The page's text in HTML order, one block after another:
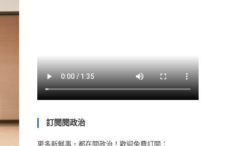
訂閱閱政治
更多新鮮事，都在閱政治！歡迎免費訂閱：